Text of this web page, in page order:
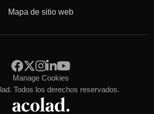
Mapa de sitio web
Todos los derechos reservados.
Manage Cookies